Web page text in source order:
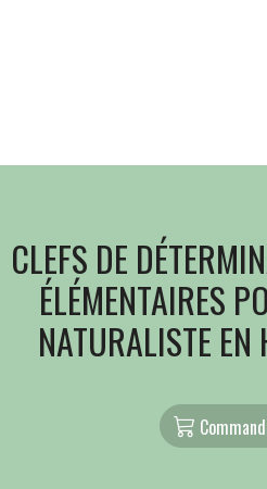
CLEFS DE
ÉLÉMENTAIRES
NATURALISTE EN